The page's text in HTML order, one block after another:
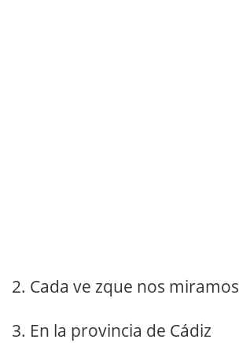
2. Cada ve zque nos miramos
3. En la provincia de Cádiz